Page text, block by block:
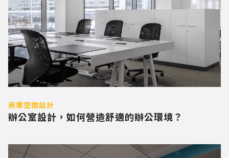
商業空間設計
辦公室設計，如何營造舒適的辦公環境？